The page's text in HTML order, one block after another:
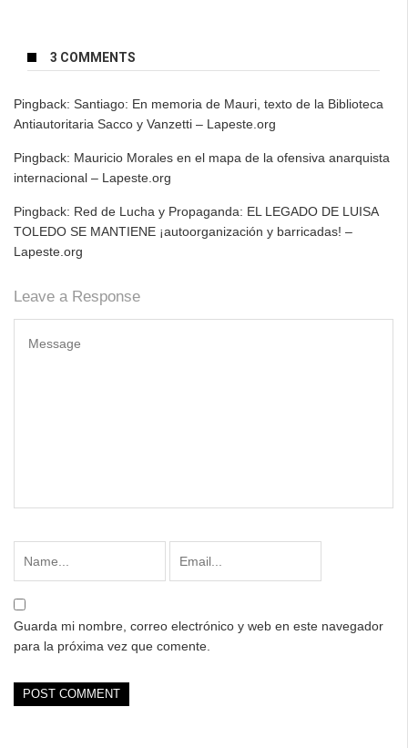
3 COMMENTS
Pingback: Santiago: En memoria de Mauri, texto de la Biblioteca
Antiautoritaria Sacco y Vanzetti – Lapeste.org
Pingback: Mauricio Morales en el mapa de la ofensiva anarquista
internacional – Lapeste.org
Pingback: Red de Lucha y Propaganda: EL LEGADO DE LUISA
TOLEDO SE MANTIENE ¡autoorganización y barricadas! –
Lapeste.org
Leave a Response
Guarda mi nombre, correo electrónico y web en este navegador
para la próxima vez que comente.